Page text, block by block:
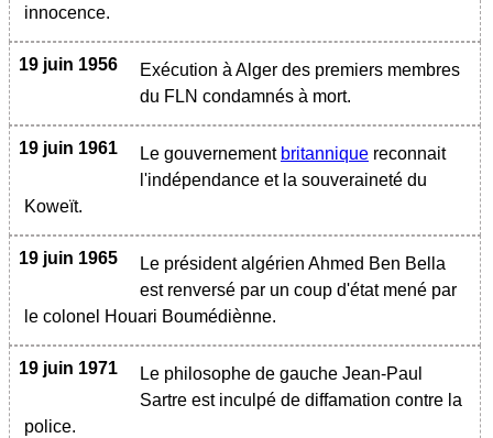
innocence.
19 juin 1956
Exécution à Alger des premiers membres
du FLN condamnés à mort.
19 juin 1961 Le gouvernement britannique reconnait
l'indépendance et la souveraineté du
Koweït.
19 juin 1965
Le président algérien Ahmed Ben Bella
est renversé par un coup d'état mené par
le colonel Houari Boumédiènne.
19 juin 1971
Le philosophe de gauche Jean-Paul
Sartre est inculpé de diffamation contre la
police.